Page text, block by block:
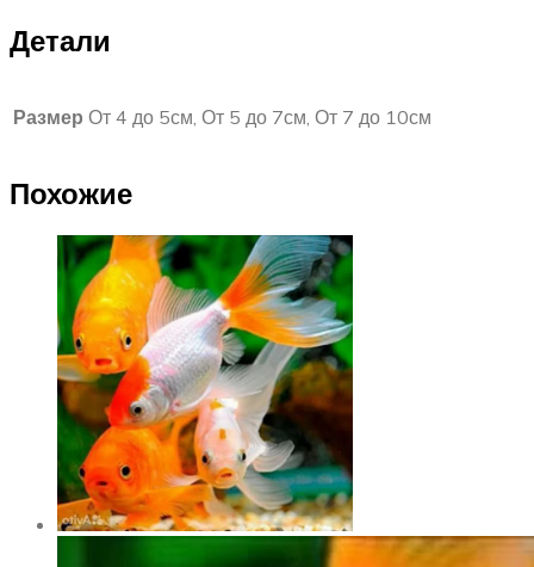
Детали
Размер От 4 до 5см, От 5 до 7см, От 7 до 10см
Похожие